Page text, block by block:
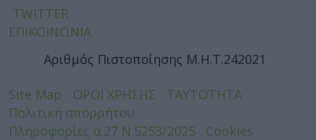
TWITTER
ΕΠΙΚΟΙΝΩΝΙΑ
Αριθμός Πιστοποίησης Μ.Η.Τ.242021
Site Map ΟΡΟΙ ΧΡΗΣΗΣ
ΤΑΥΤΟΤΗΤΑ
Πολιτική απορρήτου
Πληροφορίες α.27 Ν.5253/2025
Cookies